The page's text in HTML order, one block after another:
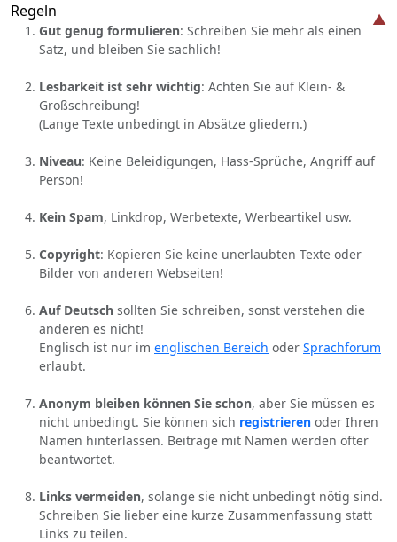
Regeln
Gut genug formulieren: Schreiben Sie mehr als einen
Satz, und bleiben Sie sachlich!
Lesbarkeit ist sehr wichtig: Achten Sie auf Klein- &
Großschreibung!
(Lange Texte unbedingt in Absätze gliedern.)
Niveau: Keine Beleidigungen, Hass-Sprüche, Angriff auf
Person!
Kein Spam, Linkdrop, Werbetexte, Werbeartikel usw.
Copyright: Kopieren Sie keine unerlaubten Texte oder
Bilder von anderen Webseiten!
Auf Deutsch sollten Sie schreiben, sonst verstehen die
anderen es nicht!
Englisch ist nur im englischen Bereich oder Sprachforum
erlaubt.
Anonym bleiben können Sie schon, aber Sie müssen es
nicht unbedingt. Sie können sich registrieren oder Ihren
Namen hinterlassen. Beiträge mit Namen werden öfter
beantwortet.
Links vermeiden, solange sie nicht unbedingt nötig sind.
Schreiben Sie lieber eine kurze Zusammenfassung statt
Links zu teilen.